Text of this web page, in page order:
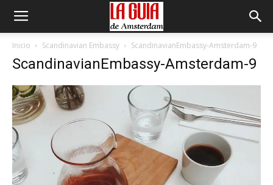
Inicio Scandinavian Embassy ScandinavianEmbassy-Amsterdam-9
ScandinavianEmbassy-Amsterdam-9